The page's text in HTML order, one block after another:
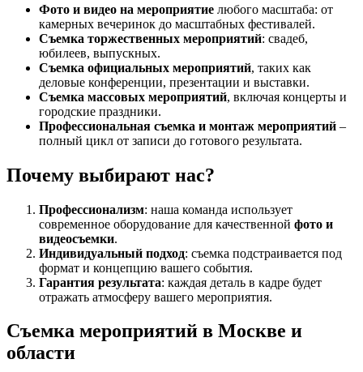
Фото и видео на мероприятие любого масштаба: от
камерных вечеринок до масштабных фестивалей.
Съемка торжественных мероприятий: свадеб,
юбилеев, выпускных.
Съемка официальных мероприятий, таких как
деловые конференции, презентации и выставки.
Съемка массовых мероприятий, включая концерты и
городские праздники.
Профессиональная съемка и монтаж мероприятий –
полный цикл от записи до готового результата.
Почему выбирают нас?
Профессионализм: наша команда использует
современное оборудование для качественной фото и
видеосъемки.
Индивидуальный подход: съемка подстраивается под
формат и концепцию вашего события.
Гарантия результата: каждая деталь в кадре будет
отражать атмосферу вашего мероприятия.
Съемка мероприятий в Москве и
области